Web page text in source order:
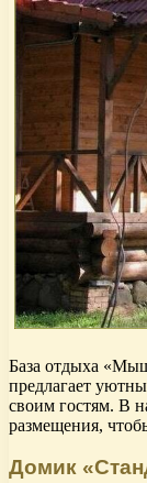
База отдыха
предлагает
своим гостям. В
размещения,
Домик